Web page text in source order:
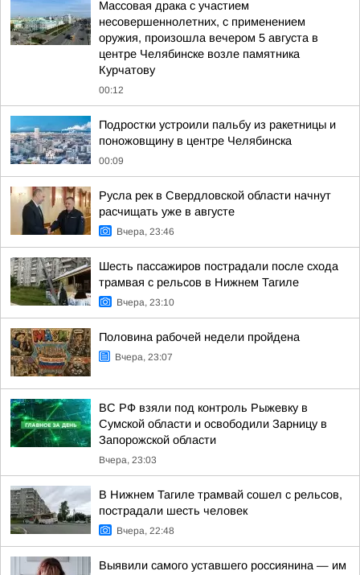
Массовая драка с участием
несовершеннолетних, с применением
оружия, произошла вечером 5 августа в
центре Челябинске возле памятника
Курчатову
00:12
Подростки устроили пальбу из ракетницы и
поножовщину в центре Челябинска
00:09
Русла рек в Свердловской области начнут
расчищать уже в августе
Вчера, 23:46
Шесть пассажиров пострадали после схода
трамвая с рельсов в Нижнем Тагиле
Вчера, 23:10
Половина рабочей недели пройдена
Вчера, 23:07
ВС РФ взяли под контроль Рыжевку в
Сумской области и освободили Зарницу в
Запорожской области
Вчера, 23:03
В Нижнем Тагиле трамвай сошел с рельсов,
пострадали шесть человек
Вчера, 22:48
Выявили самого уставшего россиянина — им